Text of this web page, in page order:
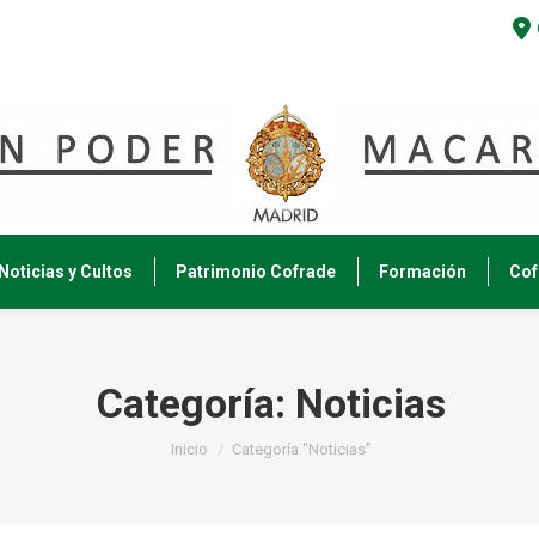
Noticias y Cultos Patrimonio Cofrade Formación
Categoría: Noticias
Estás aquí:
Inicio Categoría "Noticias"